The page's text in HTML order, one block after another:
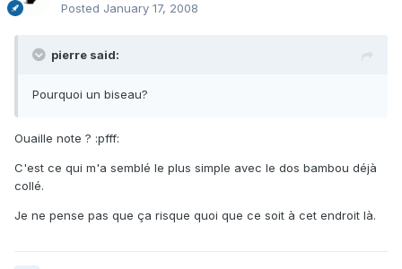
Posted January 17, 2008
pierre said:
Pourquoi un biseau?
Ouaille note ? :pfff:
C'est ce qui m'a semblé le plus simple avec le dos bambou déjà
collé.
Je ne pense pas que ça risque quoi que ce soit à cet endroit là.